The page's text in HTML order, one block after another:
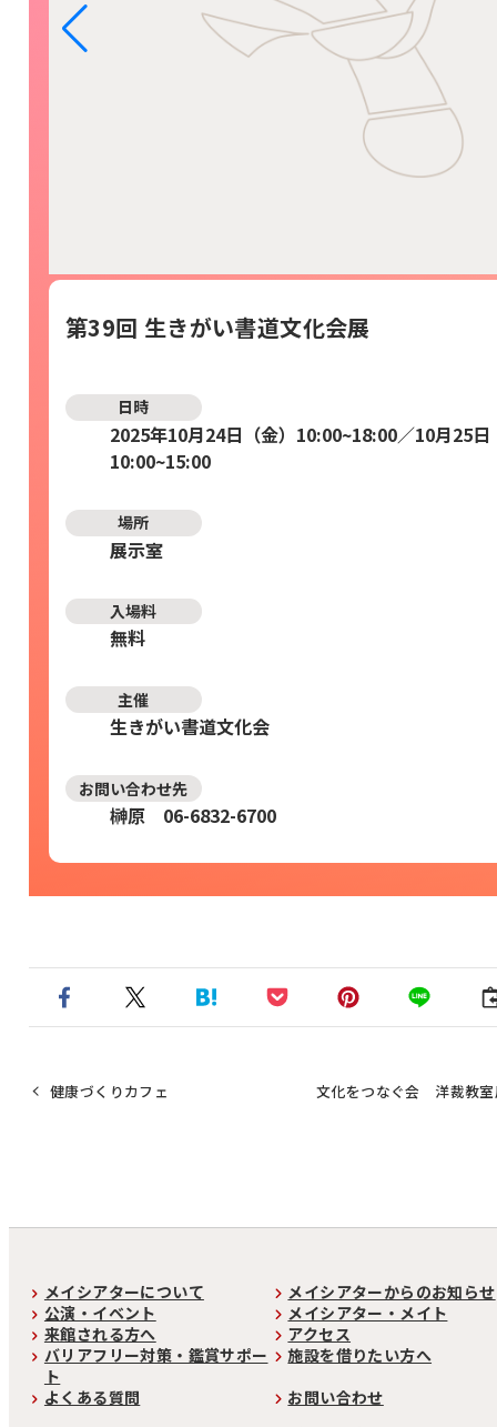
第39回 生きがい書道文化会展
日時
2025年10月24日（金）10:00~18:00／10月25日
10:00~15:00
場所
展示室
入場料
無料
主催
生きがい書道文化会
お問い合わせ先
榊原 06-6832-6700
健康づくりカフェ 文化をつなぐ会 洋裁教室
メイシアターについて
メイシアターからのお知らせ
公演・イベント
メイシアター・メイト
来館される方へ
アクセス
バリアフリー対策・鑑賞サポー
ト
施設を借りたい方へ
よくある質問
お問い合わせ